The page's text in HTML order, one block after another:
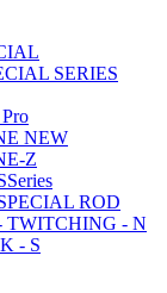
SERIES
NEW
Z
ROD
- N
- S